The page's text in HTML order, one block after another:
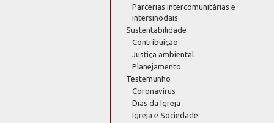
Parcerias intercomunitárias e
intersinodais
Sustentabilidade
Contribuição
Justiça ambiental
Planejamento
Testemunho
Coronavírus
Dias da Igreja
Igreja e Sociedade